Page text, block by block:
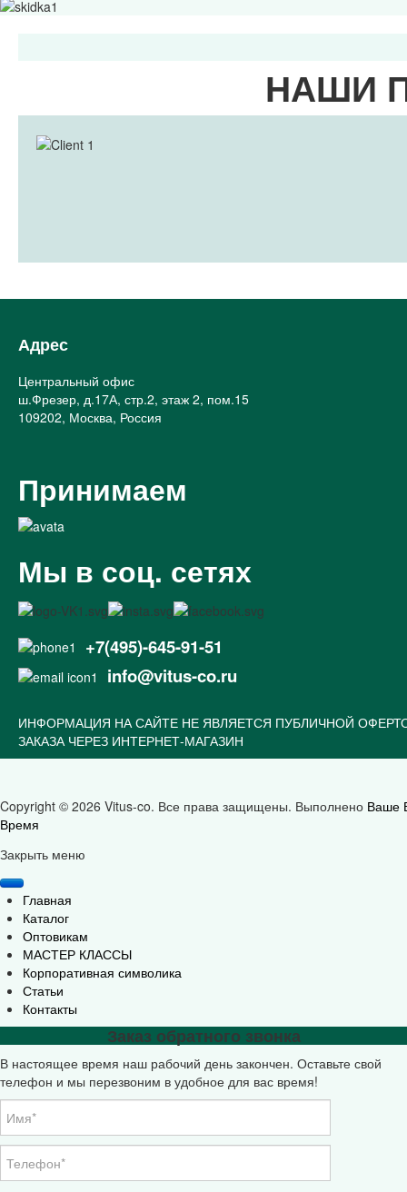
НАШИ
Адрес
Центральный офис
ш.Фрезер, д.17А, стр.2, этаж 2, пом.15
109202, Москва, Россия
Принимаем
Мы в соц. сетях
+7(495)-645-91-51
info@vitus-co.ru
ИНФОРМАЦИЯ НА САЙТЕ НЕ ЯВЛЯЕТСЯ ПУБЛИЧНОЙ
ЗАКАЗА ЧЕРЕЗ ИНТЕРНЕТ-МАГАЗИН
Copyright © 2026 Vitus-co. Все права защищены. Выполнено Ваше
Время
Закрыть меню
Главная
Каталог
Оптовикам
МАСТЕР КЛАССЫ
Корпоративная символика
Статьи
Контакты
Заказ обратного звонка
В настоящее время наш рабочий день закончен. Оставьте свой
телефон и мы перезвоним в удобное для вас время!